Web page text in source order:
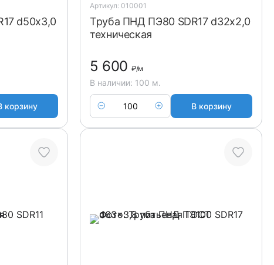
d50x3,0
корзину
Артикул: 010001
Труба ПНД ПЭ80 SDR17 d32x2,0
техническая
5 600₽/м
В наличии: 100 м.
В корзину